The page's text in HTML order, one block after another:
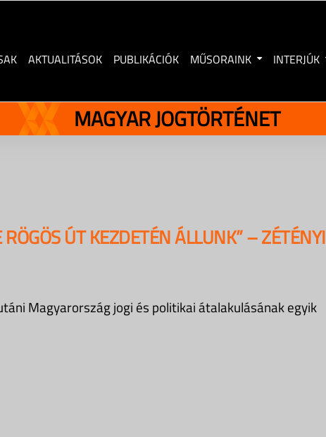
AKTUALITÁSOK PUBLIKÁCIÓK MŰSORAINK INTERJÚK
MAGYAR JOGTÖRTÉNET
ÚT KEZDETÉN ÁLLUNK” – ZÉTÉNYI
Magyarország jogi és politikai átalakulásának egyik